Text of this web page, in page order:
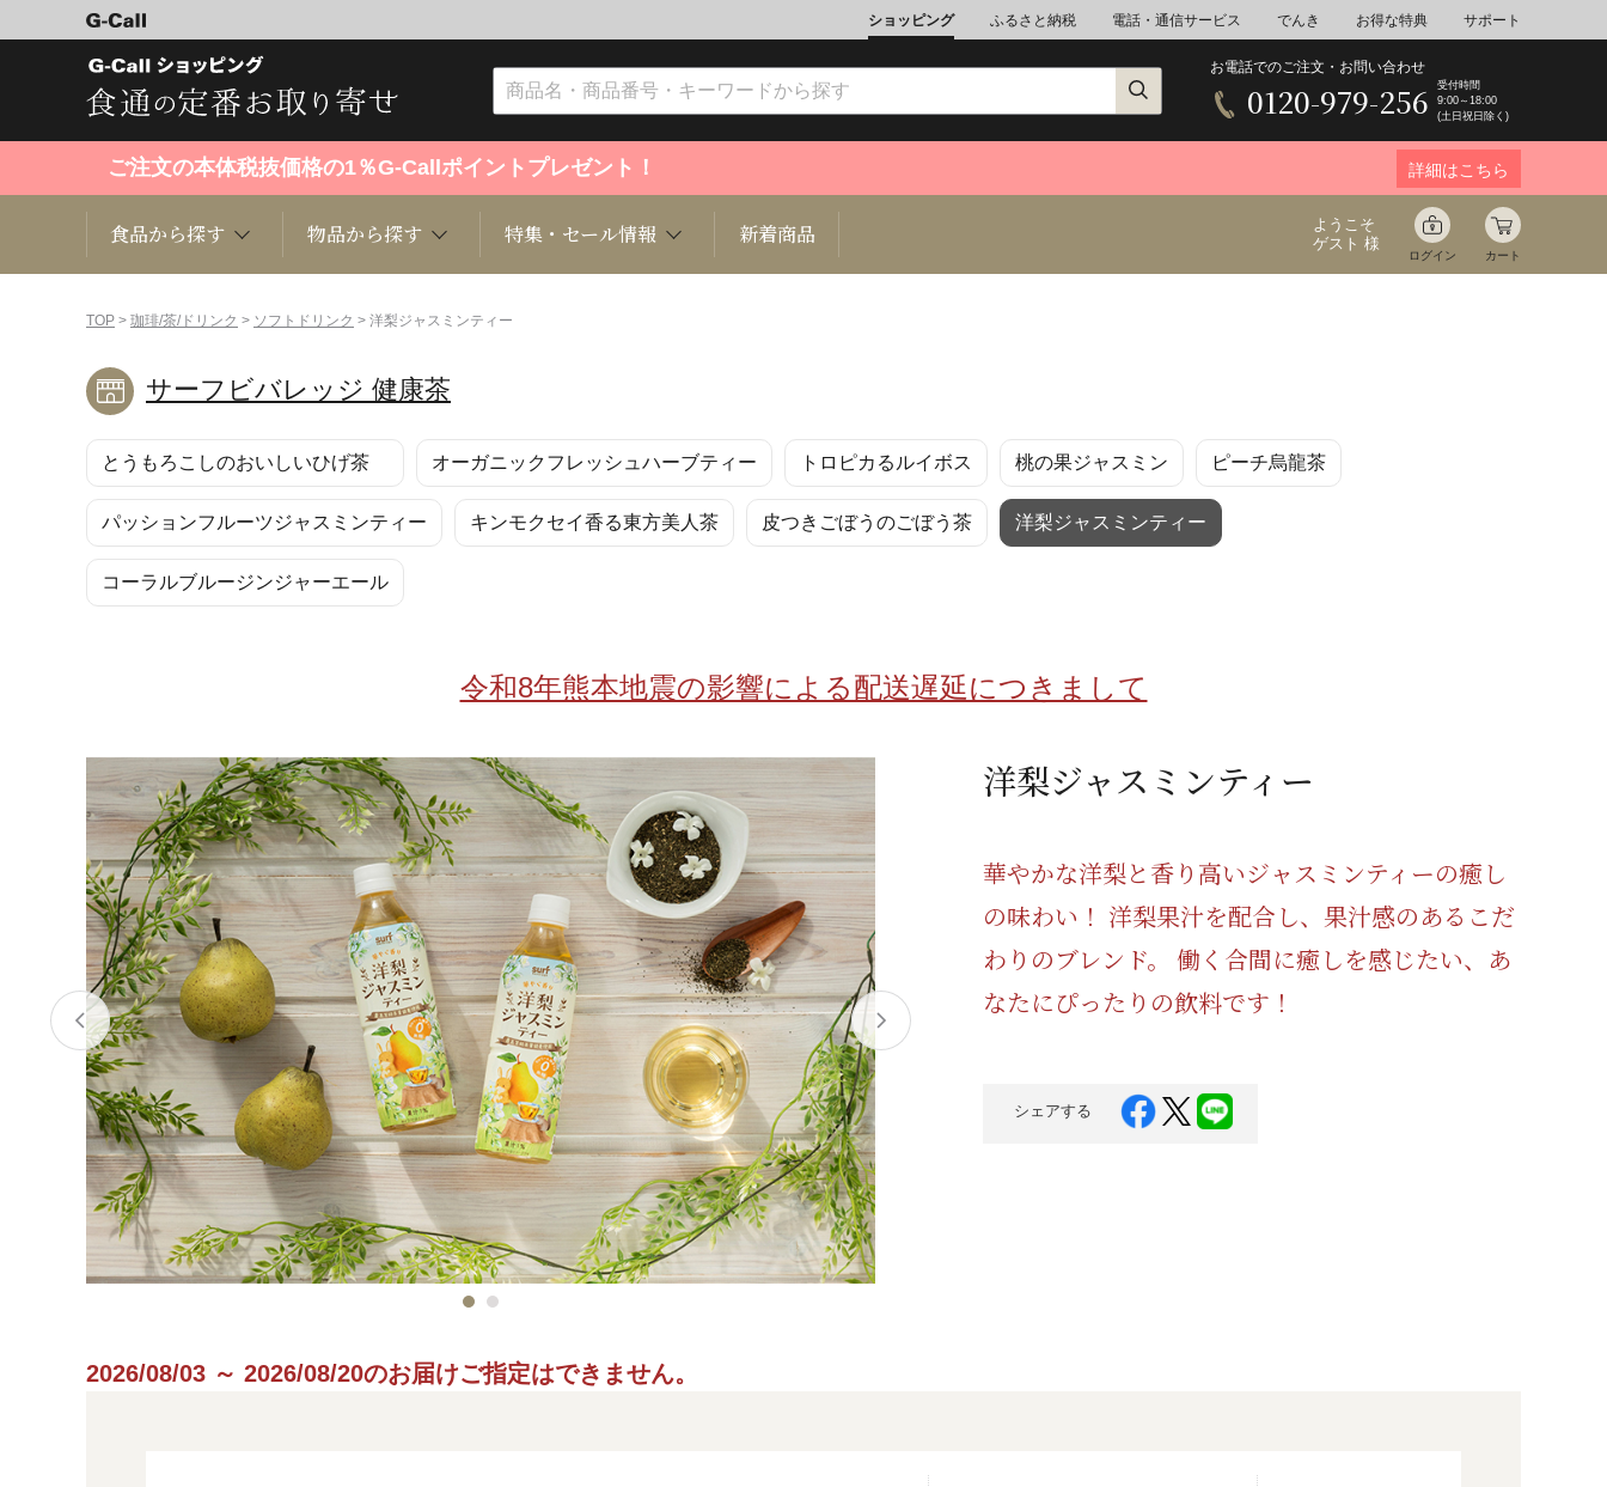
ショッピング ふるさと納税 電話・通信サービス でんき お得な特典 サポート
お電話でのご注文・お問い合わせ
0120-979-256
受付時間
9:00～18:00
(土日祝日除く)
ご注文の本体税抜価格の1％G-Callポイントプレゼント！ 詳細はこちら
食品から探す
くだもの
洋菓子 和菓子 総菜 麺類/つゆ ミネラルウォーター
お酒 珈琲/茶/ドリンク 調味料 乳製品/蜂蜜
物品から探す
趣味・雑貨
キッチン用品 ファッション 定期購読雑誌 書籍 音楽
家電 キッズベビー 伝統工芸 事務用品
特集・セール情報 新着商品
ようこそ
ゲスト 様
ログイン カート
TOP > 珈琲/茶/ドリンク > ソフトドリンク > 洋梨ジャスミンティー
サーフビバレッジ 健康茶
とうもろこしのおいしいひげ茶 オーガニックフレッシュハーブティー トロピカるルイボス 桃の果ジャスミン ピーチ烏龍茶
パッションフルーツジャスミンティー キンモクセイ香る東方美人茶 皮つきごぼうのごぼう茶 洋梨ジャスミンティー
コーラルブルージンジャーエール
令和8年熊本地震の影響による配送遅延につきまして
洋梨ジャスミンティー
華やかな洋梨と香り高いジャスミンティーの癒し
の味わい！ 洋梨果汁を配合し、果汁感のあるこだ
わりのブレンド。 働く合間に癒しを感じたい、あ
なたにぴったりの飲料です！
シェアする
2026/08/03 ～ 2026/08/20のお届けご指定はできません。